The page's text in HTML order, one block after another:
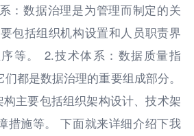
：数据治理是为管理而制定的关
包括组织机构设置和人员职责界
等。 2.技术体系：数据质量指
都是数据治理的重要组成部分。
主要包括组织架构设计、技术架
措施等。 下面就来详细介绍下我